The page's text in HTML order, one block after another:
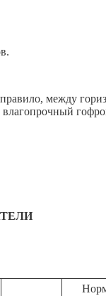
между
влагопрочный